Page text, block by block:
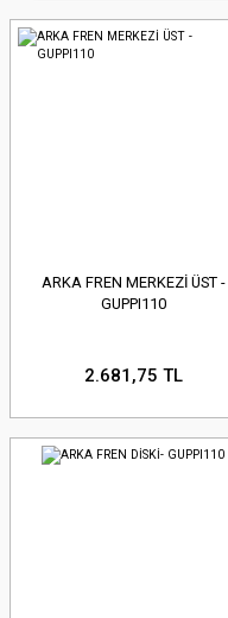
ARKA FREN MERKEZİ ÜST -
GUPPI110
2.681,75 TL